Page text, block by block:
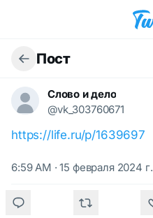
Пост
Слово и дело
@vk_303760671
https://life.ru/p/1639697
6:59 AM · 15 февраля 2024 г.